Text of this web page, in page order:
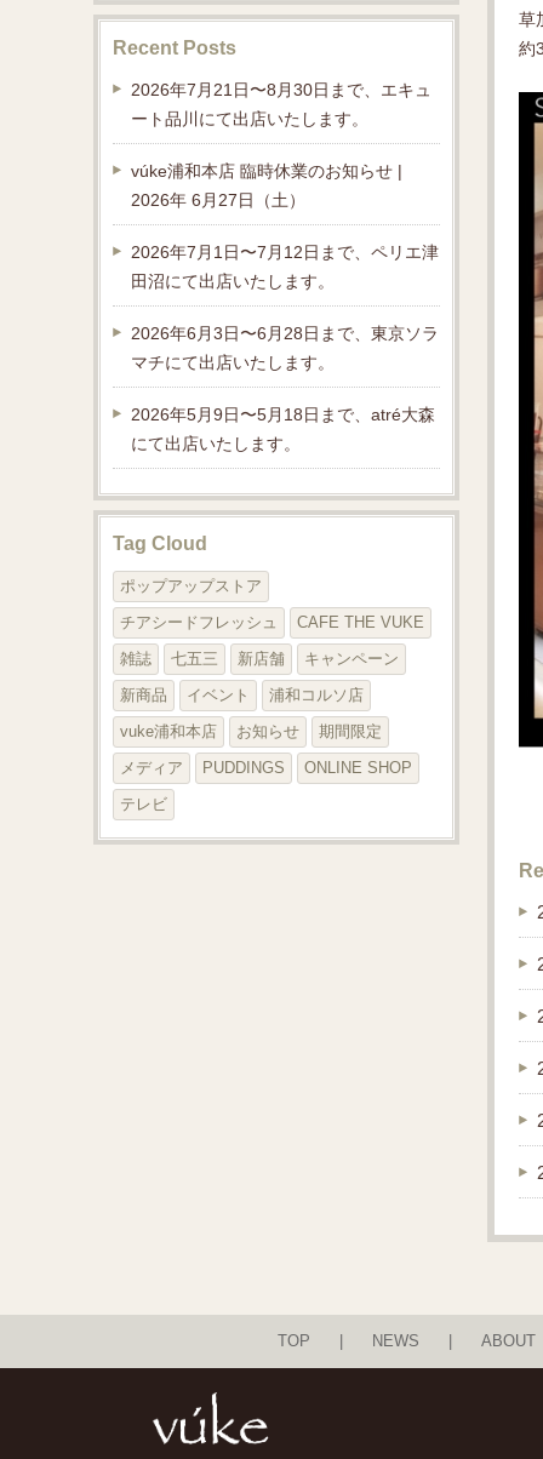
草
約
Recent Posts
2026年7月21日〜8月30日まで、エキュ
ート品川にて出店いたします。
vúke浦和本店 臨時休業のお知らせ |
2026年 6月27日（土）
2026年7月1日〜7月12日まで、ペリエ津
田沼にて出店いたします。
2026年6月3日〜6月28日まで、東京ソラ
マチにて出店いたします。
2026年5月9日〜5月18日まで、atré大森
にて出店いたします。
Tag Cloud
ポップアップストア
チアシードフレッシュ
CAFE THE VUKE
雑誌
七五三 新店舗
キャンペーン
新商品
イベント
浦和コルソ店
vuke浦和本店
お知らせ
期間限定
メディア
PUDDINGS
ONLINE SHOP
テレビ
TOP NEWS ABOUT